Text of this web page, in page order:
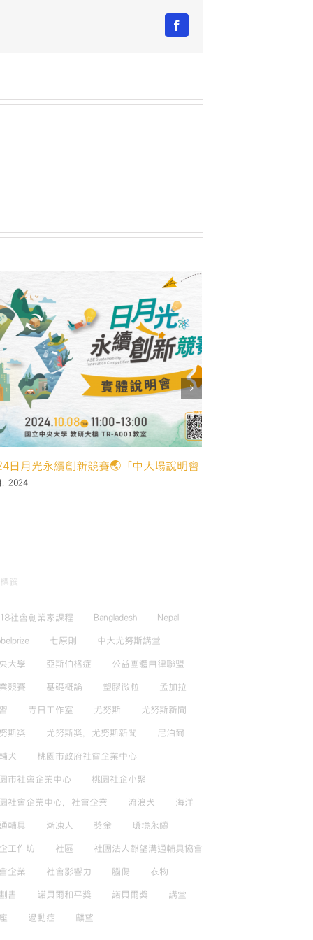
Facebook
第六屆公益傳播獎頒獎典禮暨午宴圓滿落幕
9 12 月, 2024
籤
社會創業家課程 Bangladesh Nepal
七原則 中大尤努斯講堂
大學 亞斯伯格症 公益團體自律聯盟
競賽 基礎概論 塑膠微粒 孟加拉
寺日工作室 尤努斯 尤努斯新聞
斯獎 尤努斯獎，尤努斯新聞 尼泊爾
犬 桃園市政府社會企業中心
市社會企業中心 桃園社企小聚
社會企業中心，社會企業 流浪犬 海洋
輔具 漸凍人 獎金 環境永續
工作坊 社區 社團法人麒望溝通輔具協會
企業 社會影響力 腦傷 衣物
書 諾貝爾和平獎 諾貝爾獎 講堂
過動症 麒望